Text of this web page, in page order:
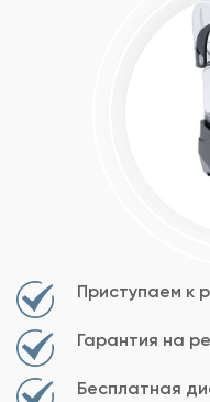
Приступаем к
Гарантия на
Бесплатная